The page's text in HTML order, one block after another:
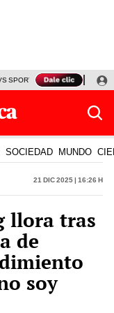
SPORT BOYS JORGE
SOCIEDAD MUNDO
21 Dic 2025 | 16:26 h
llora tras
de
soy